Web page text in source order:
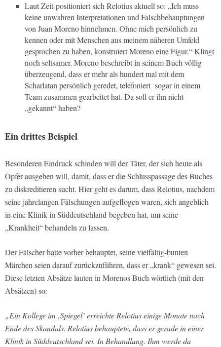
LautZeit positioniert sich Relotius aktuell so: „Ich muss
keine unwahren Interpretationen und Falschbehauptungen
von Juan Moreno hinnehmen. Ohne mich persönlich zu
kennen oder mit Menschen aus meinem näheren Umfeld
gesprochen zu haben, konstruiert Moreno eine Figur.“ Klingt
noch seltsamer. Moreno beschreibt in seinem Buch völlig
überzeugend, dass er mehr als hundert mal mit dem
Scharlatan persönlich geredet, telefoniert sogar in einem
Team zusammen gearbeitet hat. Da soll er ihn nicht
„gekannt“ haben?
Ein drittes Beispiel
Besonderen Eindruck schinden will der Täter, der sich heute als
Opfer ausgeben will, damit, dass er die Schlusspassage des Buches
zu diskreditieren sucht. Hier geht es darum, dass Relotius, nachdem
seine jahrelangen Fälschungen aufgeflogen waren, sich angeblich
in eine Klinik in Süddeutschland begeben hat, um seine
„Krankheit“ behandeln zu lassen.
Der Fälscher hatte vorher behauptet, seine vielfältig-bunten
Märchen seien darauf zurückzuführen, dass er „krank“ gewesen sei.
Diese letzten Absätze lauten in Morenos Buch wörtlich (mit den
Absätzen) so:
„Ein Kollege im ‚Spiegel’ erreichte Relotius einige Monate nach
Ende des Skandals. Relotius behauptete, dass er gerade in einer
Klinik in Süddeutschland sei. In Behandlung. Ihm werde da